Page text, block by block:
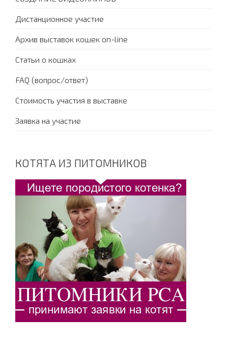
Дистанционное участие
Архив выставок кошек on-line
Статьи о кошках
FAQ (вопрос/ответ)
Стоимость участия в выставке
Заявка на участие
КОТЯТА ИЗ ПИТОМНИКОВ